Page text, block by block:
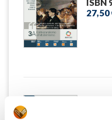
ISBN
27,50